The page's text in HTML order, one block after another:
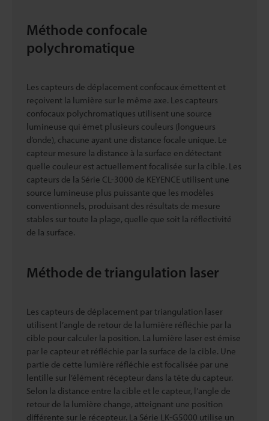
Méthode confocale
polychromatique
Les capteurs de déplacement confocaux émettent et
reçoivent la lumière sur le même axe. Les capteurs
confocaux polychromatiques utilisent une source
lumineuse qui émet plusieurs couleurs (longueurs
d’onde), chacune ayant une distance focale unique. Le
capteur mesure la distance à la surface en détectant
quelle couleur est actuellement focalisée sur la cible. Les
capteurs de la Série CL-3000 de KEYENCE utilisent une
source lumineuse plus puissante que les modèles
conventionnels, produisant des résultats de mesure
stables sur toute la plage, quelle que soit la réflectivité
de la surface.
Méthode de triangulation laser
Les capteurs de déplacement par triangulation laser
utilisent l’angle de retour de la lumière réfléchie par la
cible pour calculer la position. La lumière laser est émise
par le capteur et réfléchie par la surface de la cible. Une
partie de cette lumière réfléchie est focalisée par une
lentille sur l’élément récepteur dans la tête du capteur.
Selon la distance entre la cible et le capteur, l’angle de
retour de la lumière change, atteignant une position
différente sur le récepteur. La Série LK-G5000 utilise un